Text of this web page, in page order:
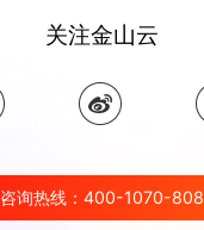
关注金山云
咨询热线：400-1070-808